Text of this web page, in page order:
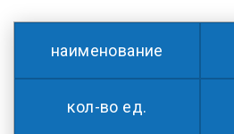
наименование
кол-во ед.